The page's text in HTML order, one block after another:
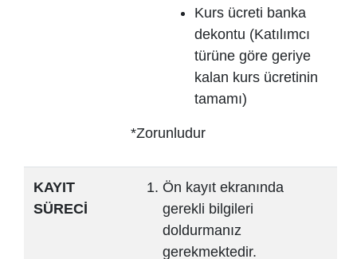
Kurs ücreti banka
dekontu (Katılımcı
türüne göre geriye
kalan kurs ücretinin
tamamı)
*Zorunludur
KAYIT
SÜRECİ
Ön kayıt ekranında
gerekli bilgileri
doldurmanız
gerekmektedir.